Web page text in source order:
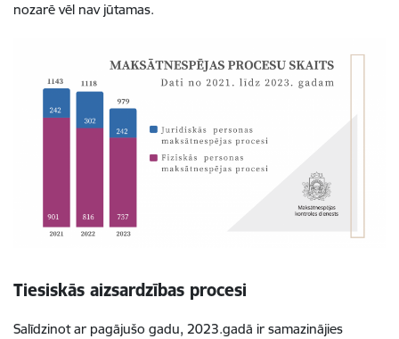
nozarē vēl nav jūtamas.
Tiesiskās aizsardzības procesi
Salīdzinot ar pagājušo gadu, 2023.gadā ir samazinājies